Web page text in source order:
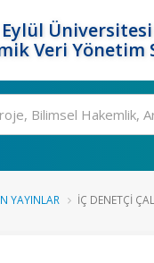
Üniversitesi
Veri Yönetim
YAYINLAR İÇ DENETÇİ